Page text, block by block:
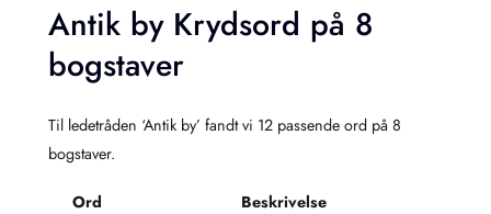
Antik by Krydsord på 8
bogstaver
Til ledetråden ‘Antik by’ fandt vi 12 passende ord på 8
bogstaver.
Ord Beskrivelse